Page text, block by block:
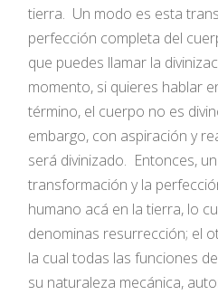
tierra. Un modo es esta
perfección completa del
que puedes llamar la
momento, si quieres hablar
término, el cuerpo no es
embargo, con aspiración y
será divinizado. Entonces,
transformación y la
humano acá en la tierra, lo
denominas resurrección; el
la cual todas las funciones
su naturaleza mecánica,